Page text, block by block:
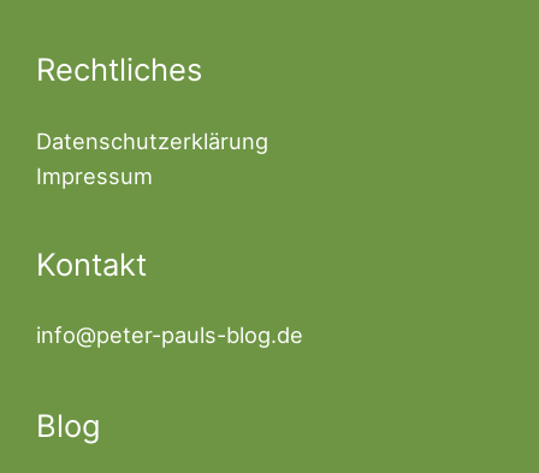
Rechtliches
Datenschutzerklärung
Impressum
Kontakt
info@peter-pauls-blog.de
Blog